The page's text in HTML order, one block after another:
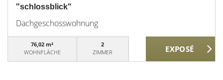
"schlossblick"
Dachgeschosswohnung
76,02 m²
WOHNFLÄCHE
2
ZIMMER